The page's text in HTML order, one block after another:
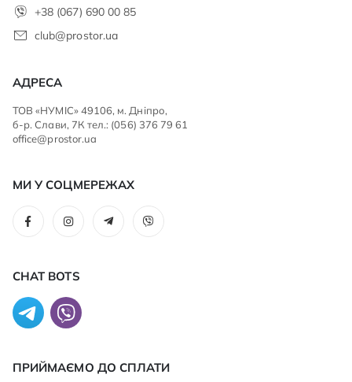
+38 (067) 690 00 85
club@prostor.ua
АДРЕСА
ТОВ «НУМІС» 49106, м. Дніпро,
б-р. Слави, 7К тел.: (056) 376 79 61
office@prostor.ua
МИ У СОЦМЕРЕЖАХ
CHAT BOTS
ПРИЙМАЄМО ДО CПЛАТИ